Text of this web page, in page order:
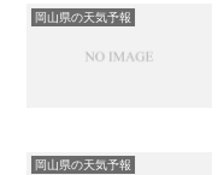
岡山県の天気予報
岡山県の天気予報